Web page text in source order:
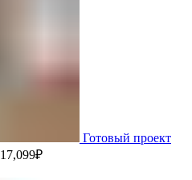
Готовый проект
17,099₽